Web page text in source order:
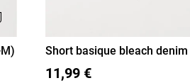
aux favoris
Aperçu rapide
XXS/12A XS/14A S/16A
Short basique bleach denim
11,99 €